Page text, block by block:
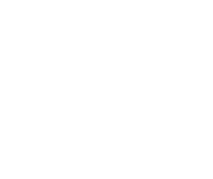
смотрим в будущее!
полезными людям!